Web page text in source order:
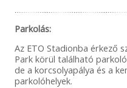
Parkolás:
Az ETO Stadionba érkező
Park körül található
de a korcsolyapálya és a
parkolóhelyek.